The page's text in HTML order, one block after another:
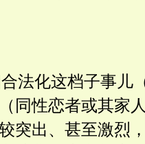
法化这档子事儿
同性恋者或其家
突出、甚至激烈